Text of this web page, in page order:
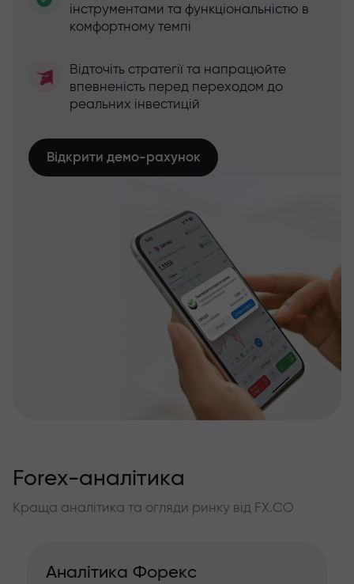
інструментами та функціональністю в
комфортному темпі
Відточіть стратегії та напрацюйте
впевненість перед переходом до
реальних інвестицій
Відкрити демо-рахунок
Forex-аналітика
Краща аналітика та огляди ринку від FX.CO
Аналітика Форекс